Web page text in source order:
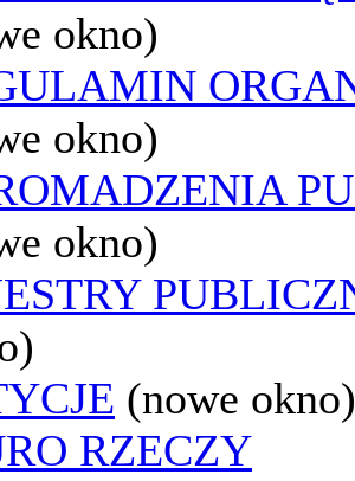
okno)
okno)
okno)
(nowe okno)
RZECZY